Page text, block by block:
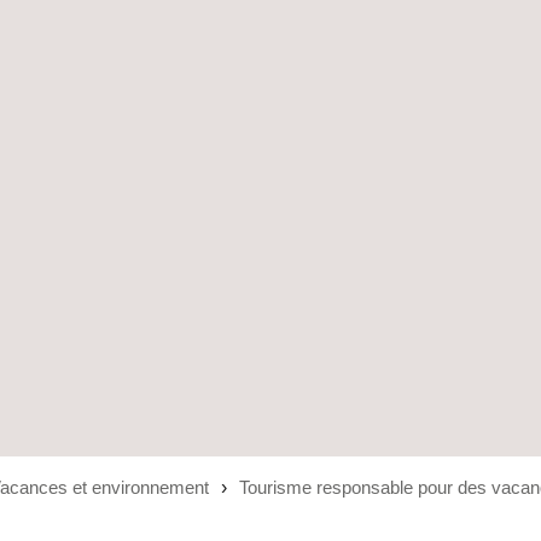
et environnement Tourisme responsable pour des